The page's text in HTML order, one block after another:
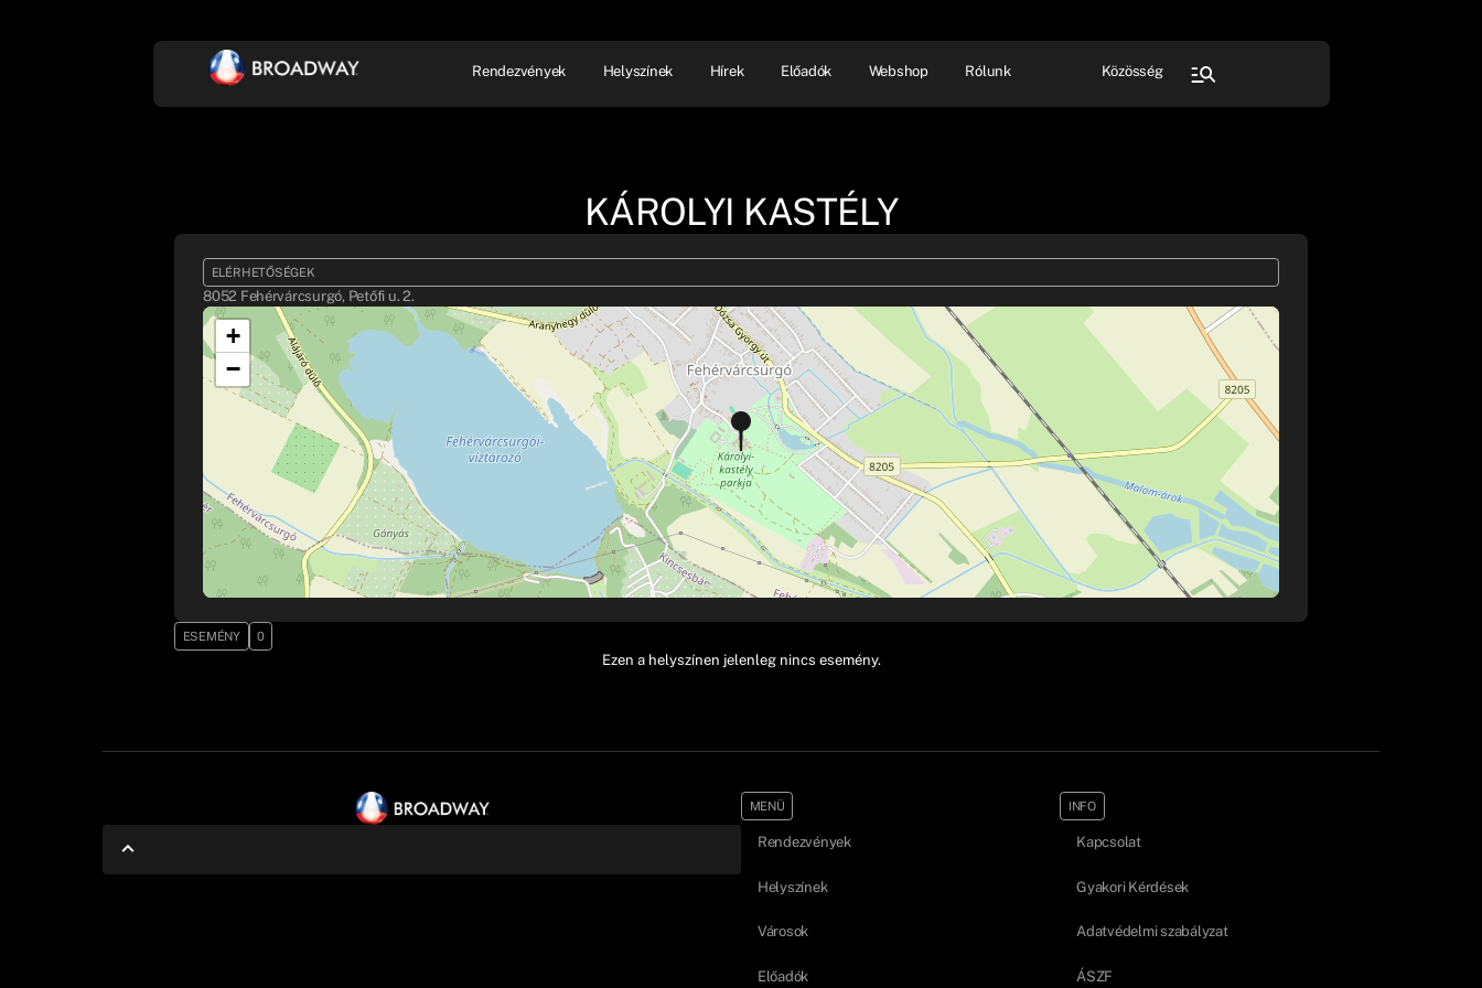
Rendezvények Helyszínek Hírek Előadók Webshop Rólunk Közösség
KÁROLYI KASTÉLY
ELÉRHETŐSÉGEK
8052 Fehérvárcsurgó, Petőfi u. 2.
+
−
ESEMÉNY 0
Ezen a helyszínen jelenleg nincs esemény.
MENÜ
Rendezvények
Helyszínek
Városok
Előadók
INFO
Kapcsolat
Gyakori Kérdések
Adatvédelmi szabályzat
ÁSZF